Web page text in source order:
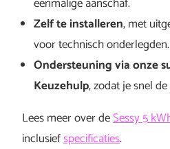
Zelf te installeren, met
voor technisch onderlegden.
Ondersteuning via onze
Keuzehulp, zodat je snel
Lees meer over deSessy 5
inclusiefspecificaties.